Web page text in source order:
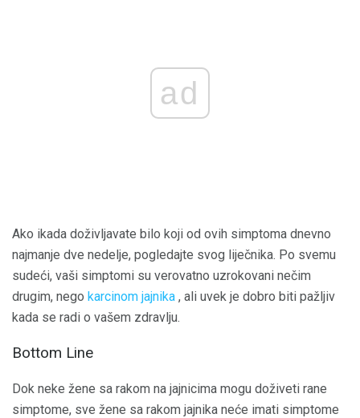
ad
Ako ikada doživljavate bilo koji od ovih simptoma dnevno
najmanje dve nedelje, pogledajte svog liječnika. Po svemu
sudeći, vaši simptomi su verovatno uzrokovani nečim
drugim, nego karcinom jajnika , ali uvek je dobro biti pažljiv
kada se radi o vašem zdravlju.
Bottom Line
Dok neke žene sa rakom na jajnicima mogu doživeti rane
simptome, sve žene sa rakom jajnika neće imati simptome